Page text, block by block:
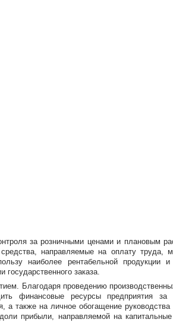
за розничными ценами и плановым
направляемые на оплату труда,
наиболее рентабельной продукции и
заказа.
Благодаря проведению
финансовые ресурсы предприятия за
а также на личное обогащение
прибыли, направляемой на